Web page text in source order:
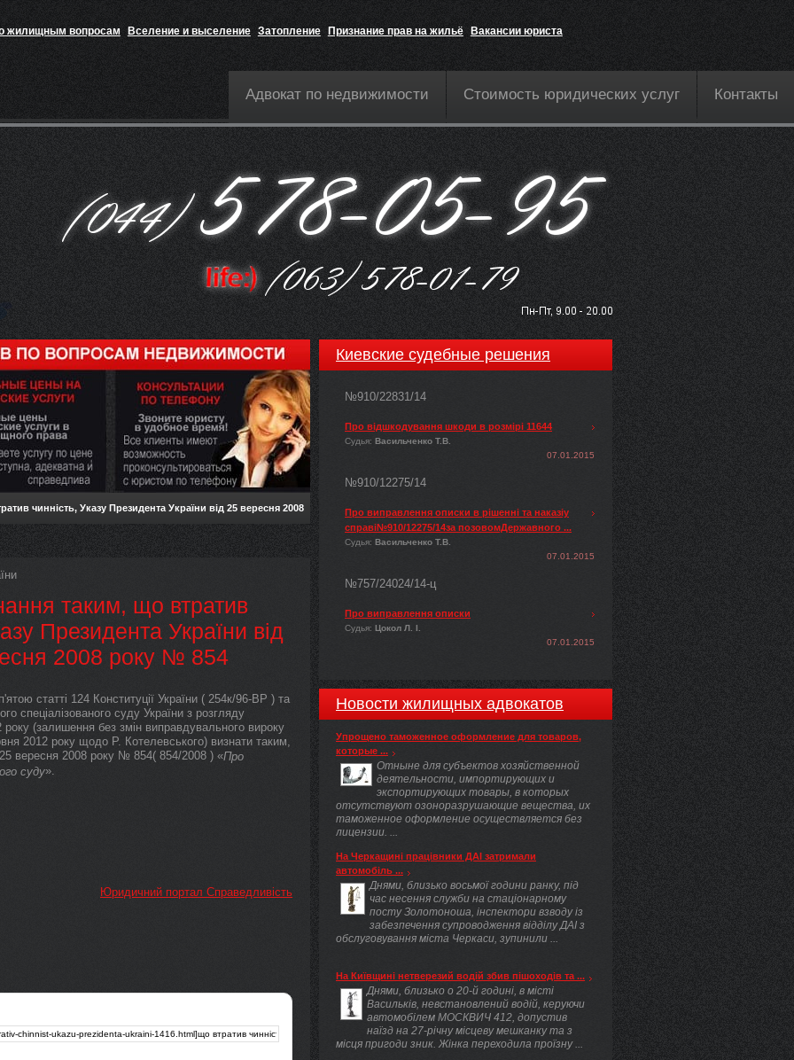
жилищным вопросам Вселение и выселение Затопление Признание прав на жильё Вакансии юриста
Адвокат по недвижимости Стоимость юридических услуг Контакты
чинність, Указу Президента України від 25 вересня 2008
таким, що втратив
Президента України від
2008 року № 854
статті 124 Конституції України ( 254к/96-ВР ) та
спеціалізованого суду України з розгляду
(залишення без змін виправдувального вироку
2012 року щодо Р. Котелевського) визнати таким,
25 вересня 2008 року № 854( 854/2008 ) «Про
суду».
Юридичний портал Справедливість
Киевские судебные решения
№910/22831/14
Про відшкодування шкоди в розмірі 11644
Судья: Васильченко Т.В.
07.01.2015
№910/12275/14
Про виправлення описки в рішенні та наказіу
справі№910/12275/14за позовомДержавного ...
Судья: Васильченко Т.В.
07.01.2015
№757/24024/14-ц
Про виправлення описки
Судья: Цокол Л. І.
07.01.2015
Новости жилищных адвокатов
Упрощено таможенное оформление для товаров,
которые ...
Отныне для субъектов хозяйственной
деятельности, импортирующих и
экспортирующих товары, в которых
отсутствуют озоноразрушающие вещества, их
таможенное оформление осуществляется без
лицензии. ...
На Черкащині працівники ДАІ затримали
автомобіль ...
Днями, близько восьмої години ранку, під
час несення служби на стаціонарному
посту Золотоноша, інспектори взводу із
забезпечення супроводження відділу ДАІ з
обслуговування міста Черкаси, зупинили ...
На Київщині нетверезий водій збив пішоходів та ...
Днями, близько о 20-й годині, в місті
Васильків, невстановлений водій, керуючи
автомобілем МОСКВИЧ 412, допустив
наїзд на 27-річну місцеву мешканку та з
місця пригоди зник. Жінка переходила проїзну ...